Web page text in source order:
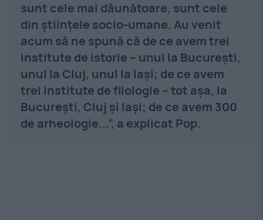
sunt cele mai dăunătoare, sunt cele
din științele socio-umane. Au venit
acum să ne spună că de ce avem trei
institute de istorie – unul la București,
unul la Cluj, unul la Iași; de ce avem
trei institute de filologie – tot așa, la
București, Cluj și Iași; de ce avem 300
de arheologie...”, a explicat Pop.